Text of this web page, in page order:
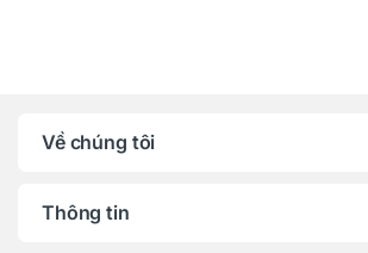
Về chúng tôi
Thông tin